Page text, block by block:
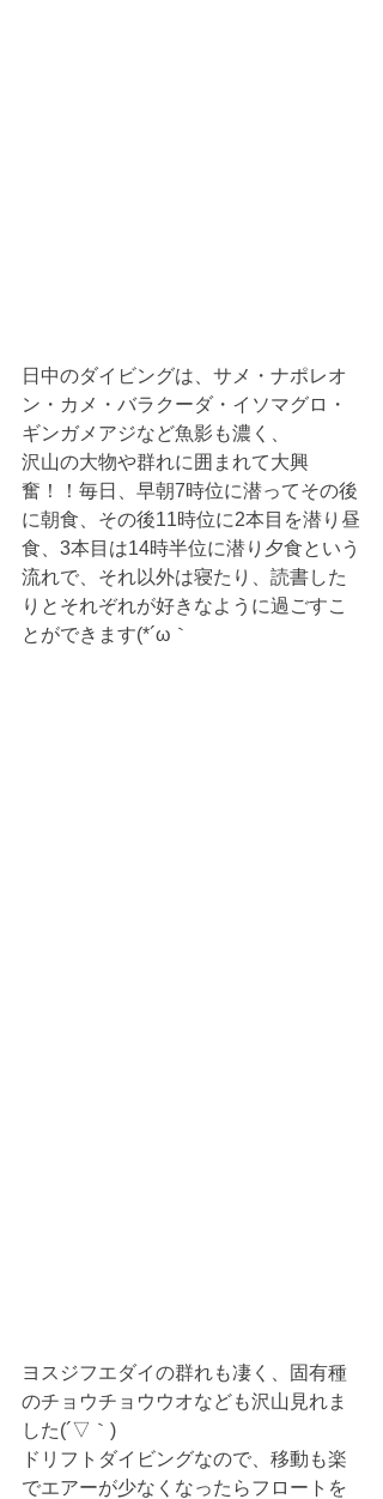
日中のダイビングは、サメ・ナポレオ
ン・カメ・バラクーダ・イソマグロ・
ギンガメアジなど魚影も濃く、
沢山の大物や群れに囲まれて大興
奮！！毎日、早朝7時位に潜ってその後
に朝食、その後11時位に2本目を潜り昼
食、3本目は14時半位に潜り夕食という
流れで、それ以外は寝たり、読書した
りとそれぞれが好きなように過ごすこ
とができます(*´ω｀
ヨスジフエダイの群れも凄く、固有種
のチョウチョウウオなども沢山見れま
した(´▽｀)
ドリフトダイビングなので、移動も楽
でエアーが少なくなったらフロートを